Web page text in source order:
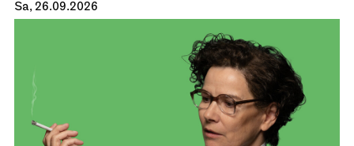
Sa, 26.09.2026